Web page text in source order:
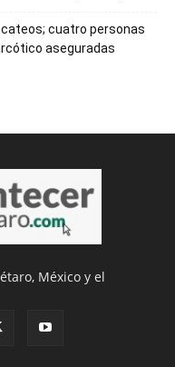
cuatro personas
aseguradas
México y el